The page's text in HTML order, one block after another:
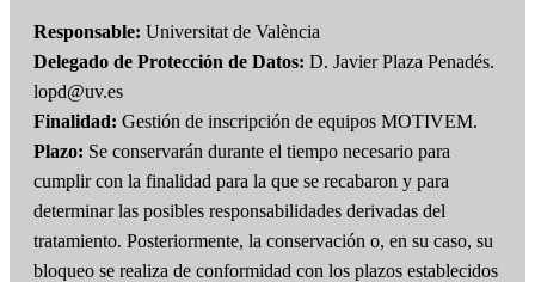
Responsable: Universitat de València
Delegado de Protección de Datos: D. Javier Plaza Penadés.
lopd@uv.es
Finalidad: Gestión de inscripción de equipos MOTIVEM.
Plazo: Se conservarán durante el tiempo necesario para
cumplir con la finalidad para la que se recabaron y para
determinar las posibles responsabilidades derivadas del
tratamiento. Posteriormente, la conservación o, en su caso, su
bloqueo se realiza de conformidad con los plazos establecidos